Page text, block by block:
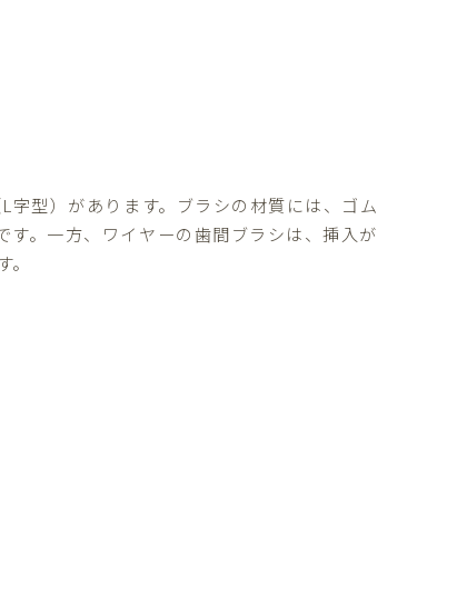
型）があります。ブラシの材質には、ゴム
。一方、ワイヤーの歯間ブラシは、挿入が